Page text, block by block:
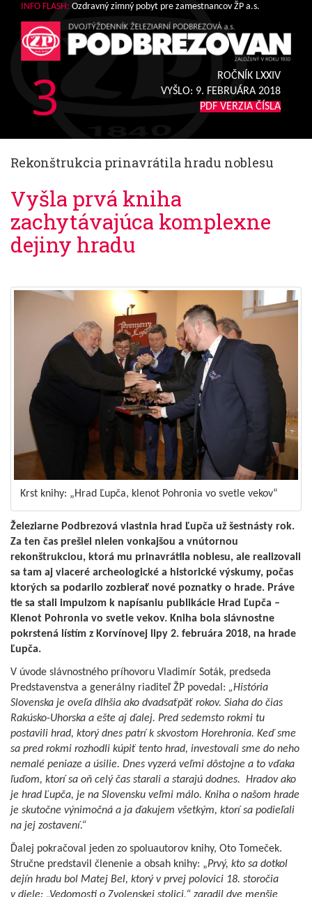
INFO FLASH: Ozdravný zimný pobyt pre zamestnancov ŽP a.s.
3
ROČNÍK LXXIV
VYŠLO: 9. FEBRUÁRA 2018
PDF VERZIA ČÍSLA
Rekonštrukcia prinavrátila hradu noblesu
Vyšla prvá kniha
zachytávajúca komplexne
dejiny hradu
Krst knihy: „Hrad Ľupča, klenot Pohronia vo svetle vekov“
Železiarne Podbrezová vlastnia hrad Ľupča už šestnásty rok.
Za ten čas prešiel nielen vonkajšou a vnútornou
rekonštrukciou, ktorá mu prinavrátila noblesu, ale realizovali
sa tam aj viaceré archeologické a historické výskumy, počas
ktorých sa podarilo zozbierať nové poznatky o hrade. Práve
tie sa stali impulzom k napísaniu publikácie Hrad Ľupča –
Klenot Pohronia vo svetle vekov. Kniha bola slávnostne
pokrstená lístím z Korvínovej lipy 2. februára 2018, na hrade
Ľupča.
V úvode slávnostného príhovoru Vladimír Soták, predseda
Predstavenstva a generálny riaditeľ ŽP povedal: „História
Slovenska je oveľa dlhšia ako dvadsaťpäť rokov. Siaha do čias
Rakúsko-Uhorska a ešte aj ďalej. Pred sedemsto rokmi tu
postavili hrad, ktorý dnes patrí k skvostom Horehronia. Keď sme
sa pred rokmi rozhodli kúpiť tento hrad, investovali sme do neho
nemalé peniaze a úsilie. Dnes vyzerá veľmi dôstojne a to vďaka
ľuďom, ktorí sa oň celý čas starali a starajú dodnes. Hradov ako
je hrad Ľupča, je na Slovensku veľmi málo. Kniha o našom hrade
je skutočne výnimočná a ja ďakujem všetkým, ktorí sa podieľali
na jej zostavení.“
Ďalej pokračoval jeden zo spoluautorov knihy, Oto Tomeček.
Stručne predstavil členenie a obsah knihy: „Prvý, kto sa dotkol
dejín hradu bol Matej Bel, ktorý v prvej polovici 18. storočia